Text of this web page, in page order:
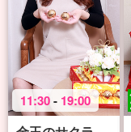
11:30- 19:00